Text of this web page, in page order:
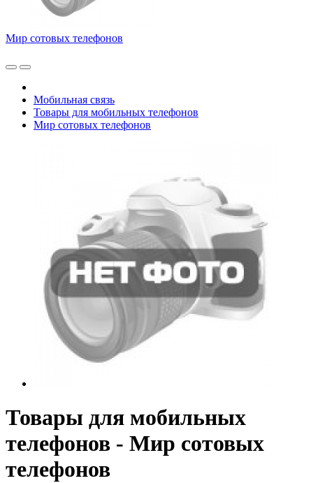
Мир сотовых телефонов
Мобильная связь
Товары для мобильных телефонов
Мир сотовых телефонов
Товары для мобильных
телефонов - Мир сотовых
телефонов